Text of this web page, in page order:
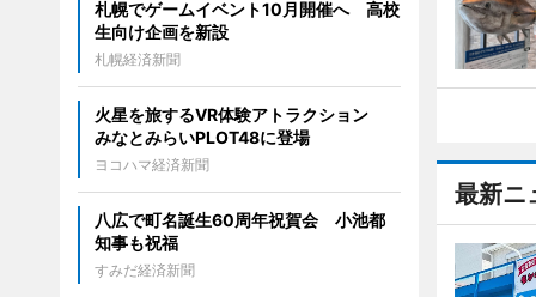
最新ニ
札幌でゲームイベント10月開催へ 高校
生向け企画を新設
札幌経済新聞
火星を旅するVR体験アトラクション
みなとみらいPLOT48に登場
ヨコハマ経済新聞
八広で町名誕生60周年祝賀会 小池都
知事も祝福
すみだ経済新聞